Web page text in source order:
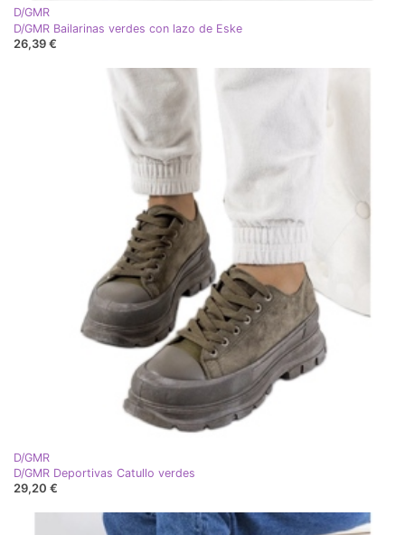
D/GMR
D/GMR Bailarinas verdes con lazo de Eske
26,39 €
D/GMR
D/GMR Deportivas Catullo verdes
29,20 €